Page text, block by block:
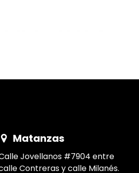
​Matanzas
Jovellanos #7904 entre
Contreras y c​alle Milanés.